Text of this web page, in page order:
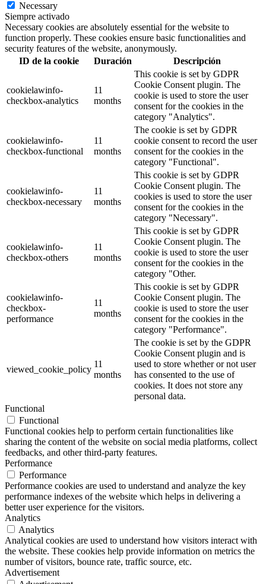
Necessary
Siempre activado
Necessary cookies are absolutely essential for the website to
function properly. These cookies ensure basic functionalities and
security features of the website, anonymously.
ID de la cookie
Duración Descripción
cookielawinfo-
checkbox-analytics
11
months
This cookie is set by GDPR
Cookie Consent plugin. The
cookie is used to store the user
consent for the cookies in the
category "Analytics".
cookielawinfo-
checkbox-functional
11
months
The cookie is set by GDPR
cookie consent to record the user
consent for the cookies in the
category "Functional".
cookielawinfo-
checkbox-necessary
11
months
This cookie is set by GDPR
Cookie Consent plugin. The
cookies is used to store the user
consent for the cookies in the
category "Necessary".
cookielawinfo-
checkbox-others
11
months
This cookie is set by GDPR
Cookie Consent plugin. The
cookie is used to store the user
consent for the cookies in the
category "Other.
cookielawinfo-
checkbox-
performance
11
months
This cookie is set by GDPR
Cookie Consent plugin. The
cookie is used to store the user
consent for the cookies in the
category "Performance".
viewed_cookie_policy
11
months
The cookie is set by the GDPR
Cookie Consent plugin and is
used to store whether or not user
has consented to the use of
cookies. It does not store any
personal data.
Functional
Functional
Functional cookies help to perform certain functionalities like
sharing the content of the website on social media platforms, collect
feedbacks, and other third-party features.
Performance
Performance
Performance cookies are used to understand and analyze the key
performance indexes of the website which helps in delivering a
better user experience for the visitors.
Analytics
Analytics
Analytical cookies are used to understand how visitors interact with
the website. These cookies help provide information on metrics the
number of visitors, bounce rate, traffic source, etc.
Advertisement